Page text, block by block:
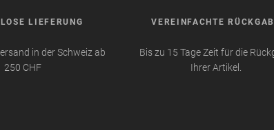
LIEFERUNG
in der Schweiz ab
250 CHF
VEREINFACHTE
Bis zu 15 Tage Zeit für die
Ihrer Artikel.